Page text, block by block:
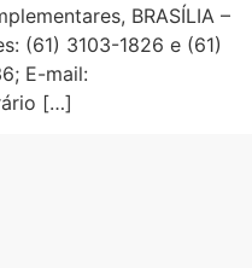
BRASÍLIA –
(61) 3103-1826 e (61)
E-mail:
[…]